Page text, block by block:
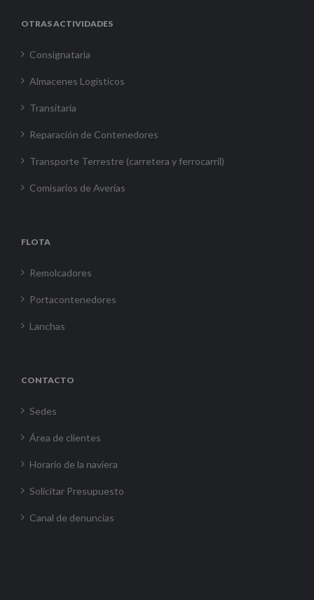
OTRAS ACTIVIDADES
Consignataria
Almacenes Logísticos
Transitaria
Reparación de Contenedores
Transporte Terrestre (carretera y ferrocarril)
Comisarios de Averías
FLOTA
Remolcadores
Portacontenedores
Lanchas
CONTACTO
Sedes
Área de clientes
Horario de la naviera
Solicitar Presupuesto
Canal de denuncias